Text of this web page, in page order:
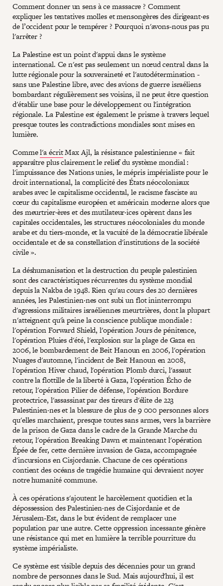
Comment donner un sens à ce massacre ? Comment
expliquer les tentatives molles et mensongères des dirigeant·es
de l’occident pour le tempérer ? Pourquoi n'avons-nous pas pu
l'arrêter ?
La Palestine est un point d'appui dans le système
international. Ce n'est pas seulement un nœud central dans la
lutte régionale pour la souveraineté et l'autodétermination -
sans une Palestine libre, avec des avions de guerre israéliens
bombardant régulièrement ses voisins, il ne peut être question
d'établir une base pour le développement ou l'intégration
régionale. La Palestine est également le prisme à travers lequel
presque toutes les contradictions mondiales sont mises en
lumière.
Commel'a écritMax Ajl, la résistance palestinienne « fait
apparaître plus clairement le relief du système mondial :
l'impuissance des Nations unies, le mépris impérialiste pour le
droit international, la complicité des États néocoloniaux
arabes avec le capitalisme occidental, le racisme fasciste au
cœur du capitalisme européen et américain moderne alors que
des meurtrier·ères et des mutilateur·ices opèrent dans les
capitales occidentales, les structures néocoloniales du monde
arabe et du tiers-monde, et la vacuité de la démocratie libérale
occidentale et de sa constellation d'institutions de la société
civile ».
La déshumanisation et la destruction du peuple palestinien
sont des caractéristiques récurrentes du système mondial
depuis la Nakba de 1948. Rien qu'au cours des 20 dernières
années, les Palestinien·nes ont subi un flot ininterrompu
d'agressions militaires israéliennes meurtrières, dont la plupart
n'atteignent qu'à peine la conscience publique mondiale :
l'opération Forward Shield, l'opération Jours de pénitence,
l'opération Pluies d'été, l'explosion sur la plage de Gaza en
2006, le bombardement de Beit Hanoun en 2006, l'opération
Nuages d'automne, l'incident de Beit Hanoun en 2008,
l'opération Hiver chaud, l'opération Plomb durci, l'assaut
contre la flottille de la liberté à Gaza, l'opération Écho de
retour, l'opération Pilier de défense, l'opération Bordure
protectrice, l'assassinat par des tireurs d'élite de 223
Palestinien·nes et la blessure de plus de 9 000 personnes alors
qu'elles marchaient, presque toutes sans armes, vers la barrière
de la prison de Gaza dans le cadre de la Grande Marche du
retour, l'opération Breaking Dawn et maintenant l'opération
Épée de fer, cette dernière invasion de Gaza, accompagnée
d'incursions en Cisjordanie. Chacune de ces opérations
contient des océans de tragédie humaine qui devraient noyer
notre humanité commune.
À ces opérations s'ajoutent le harcèlement quotidien et la
dépossession des Palestinien·nes de Cisjordanie et de
Jérusalem-Est, dans le but évident de remplacer une
population par une autre. Cette oppression incessante génère
une résistance qui met en lumière la terrible pourriture du
système impérialiste.
Ce système est visible depuis des décennies pour un grand
nombre de personnes dans le Sud. Mais aujourd'hui, il est